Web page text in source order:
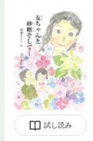
試し読み